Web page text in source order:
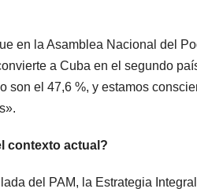
en la Asamblea Nacional del
a Cuba en el segundo
son el 47,6 %, y estamos
contexto actual?
del PAM, la Estrategia